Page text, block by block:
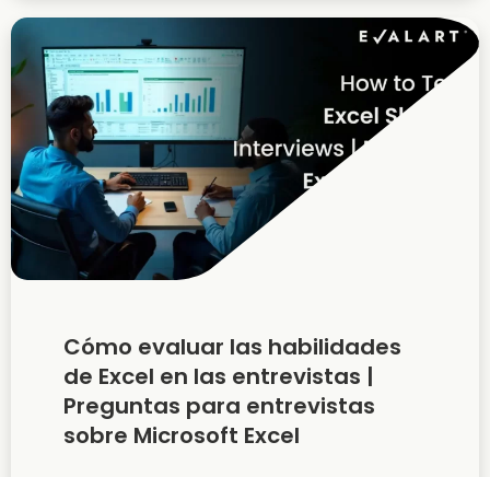
Cómo evaluar las habilidades
de Excel en las entrevistas |
Preguntas para entrevistas
sobre Microsoft Excel